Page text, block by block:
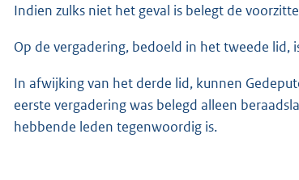
Indien zulks niet het geval is belegt de
Op de vergadering, bedoeld in het tweede lid,
In afwijking van het derde lid, kunnen
eerste vergadering was belegd alleen
hebbende leden tegenwoordig is.